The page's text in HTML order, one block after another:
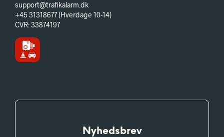
support@trafikalarm.dk
+45 31318677 (Hverdage 10-14)
CVR: 33874197
Nyhedsbrev